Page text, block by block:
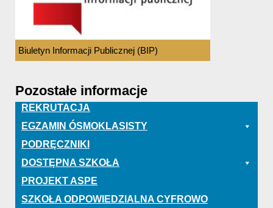
Biuletyn Informacji Publicznej (BIP)
Pozostałe informacje
REKRUTACJA
EGZAMIN ÓSMOKLASISTY
PODRĘCZNIKI
DOSTĘPNA SZKOŁA
PROJEKT ASPE
SZKOŁA ODPOWIEDZIALNA CYFROWO